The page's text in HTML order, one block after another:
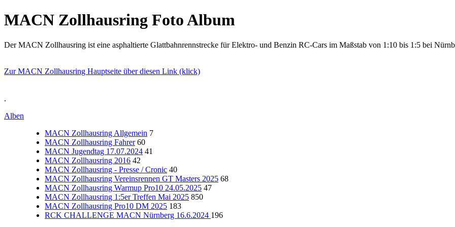
MACN Zollhausring Foto Album
Der MACN Zollhausring ist eine asphaltierte Glattbahnrennstrecke für Elektro- und Benzin RC-Cars im Maßstab von 1:10 bis 1:5 bei
Zur MACN Zollhausring Hauptseite über diesen Link (klick)
.
Alben
MACN Zollhausring Allgemein 7
MACN Zollhausring Fahrer 60
MACN Jugendtag 17.07.2024 41
MACN Zollhausring 2016 42
MACN Zollhausring - Presse / Cronic 40
MACN Zollhausring Vereinsrennen GT Masters 2025 68
MACN Zollhausring Warmup Pro10 24.05.2025 47
MACN Zollhausring 1:5er Treffen Mai 2025 850
MACN Zollhausring Pro10 DM 2025 183
RCK CHALLENGE MACN Nürnberg 16.6.2024 196